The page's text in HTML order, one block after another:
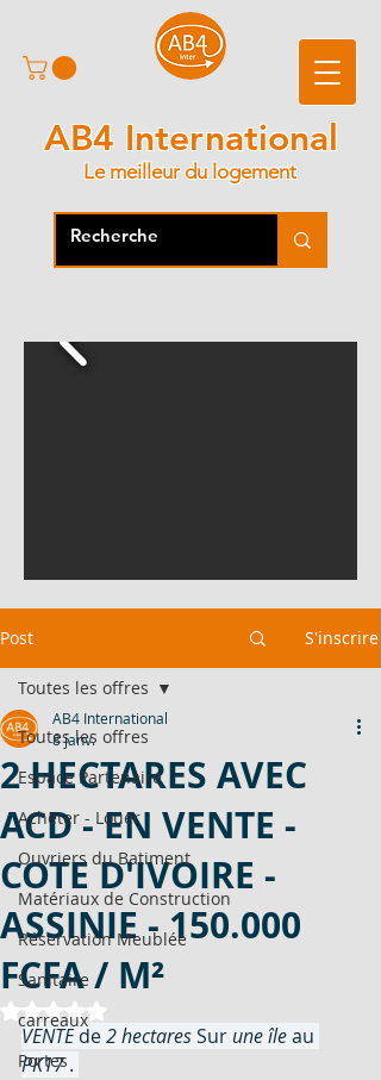
AB4 International
Le meilleur du logement
Post S'inscrire
Toutes les offres
Espace Partenaire
Acheter - Louer
Ouvriers du Batiment
Matériaux de Construction
Réservation Meublée
Sanitaire
carreaux
Portes
Toutes les offres
2 HECTARES AVEC
ACD - EN VENTE -
COTE D'IVOIRE -
ASSINIE - 150.000
FCFA / M²
AB4 International
8 janv.
Noté NaN étoiles sur 5.
VENTE de 2 hectares Sur une île au
PK17 .